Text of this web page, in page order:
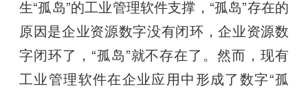
生“孤岛”的工业管理软件支撑，“孤岛”存在的
原因是企业资源数字没有闭环，企业资源数
字闭环了，“孤岛”就不存在了。然而，现有
工业管理软件在企业应用中形成了数字“孤